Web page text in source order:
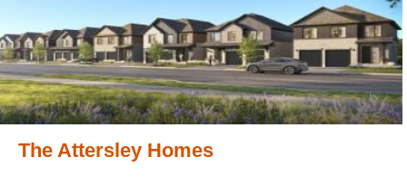
The Attersley Homes